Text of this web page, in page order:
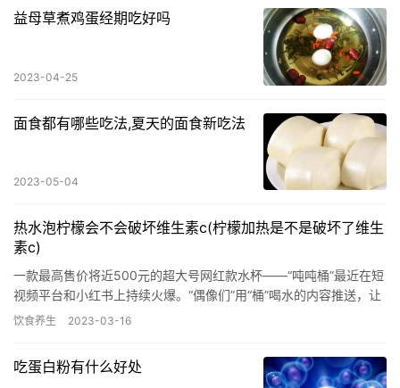
益母草煮鸡蛋经期吃好吗
2023-04-25
面食都有哪些吃法,夏天的面食新吃法
2023-05-04
热水泡柠檬会不会破坏维生素c(柠檬加热是不是破坏了维生
素c)
一款最高售价将近500元的超大号网红款水杯——“吨吨桶”最近在短
视频平台和小红书上持续火爆。“偶像们”用“桶”喝水的内容推送，让
不少年轻人愈发感到喝水的重要。而如果觉得喝白开水淡而…
饮食养生 2023-03-16
吃蛋白粉有什么好处